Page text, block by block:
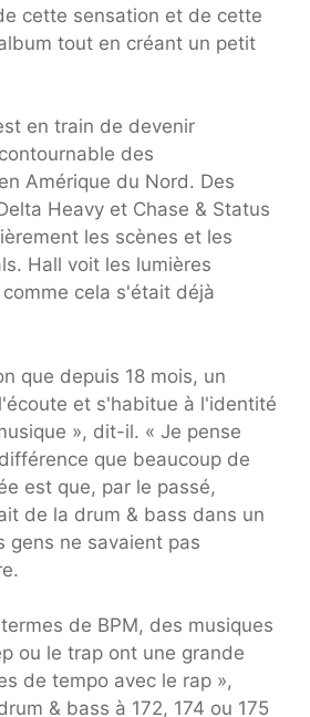
cette sensation et de cette
tout en créant un petit
en train de devenir
des
Amérique du Nord. Des
Heavy et Chase & Status
les scènes et les
Hall voit les lumières
cela s'était déjà
que depuis 18 mois, un
et s'habitue à l'identité
», dit-il. « Je pense
que beaucoup de
est que, par le passé,
de la drum & bass dans un
gens ne savaient pas
termes de BPM, des musiques
ou le trap ont une grande
de tempo avec le rap »,
& bass à 172, 174 ou 175